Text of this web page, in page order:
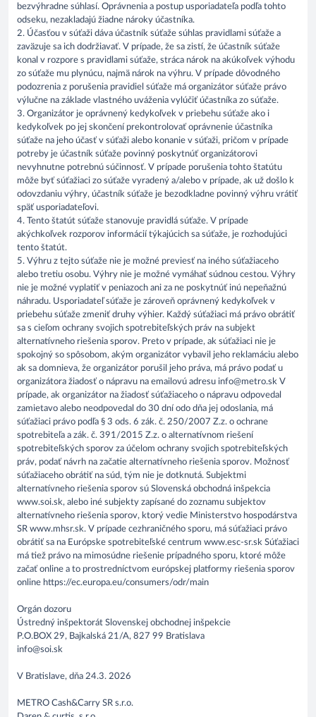
bezvýhradne súhlasí. Oprávnenia a postup usporiadateľa podľa tohto
odseku, nezakladajú žiadne nároky účastníka.
2. Účasťou v súťaži dáva účastník súťaže súhlas pravidlami súťaže a
zaväzuje sa ich dodržiavať. V prípade, že sa zistí, že účastník súťaže
konal v rozpore s pravidlami súťaže, stráca nárok na akúkoľvek výhodu
zo súťaže mu plynúcu, najmä nárok na výhru. V prípade dôvodného
podozrenia z porušenia pravidiel súťaže má organizátor súťaže právo
výlučne na základe vlastného uváženia vylúčiť účastníka zo súťaže.
3. Organizátor je oprávnený kedykoľvek v priebehu súťaže ako i
kedykoľvek po jej skončení prekontrolovať oprávnenie účastníka
súťaže na jeho účasť v súťaži alebo konanie v súťaži, pričom v prípade
potreby je účastník súťaže povinný poskytnúť organizátorovi
nevyhnutne potrebnú súčinnosť. V prípade porušenia tohto štatútu
môže byť súťažiaci zo súťaže vyradený a/alebo v prípade, ak už došlo k
odovzdaniu výhry, účastník súťaže je bezodkladne povinný výhru vrátiť
späť usporiadateľovi.
4. Tento štatút súťaže stanovuje pravidlá súťaže. V prípade
akýchkoľvek rozporov informácií týkajúcich sa súťaže, je rozhodujúci
tento štatút.
5. Výhru z tejto súťaže nie je možné previesť na iného súťažiaceho
alebo tretiu osobu. Výhry nie je možné vymáhať súdnou cestou. Výhry
nie je možné vyplatiť v peniazoch ani za ne poskytnúť inú nepeňažnú
náhradu. Usporiadateľ súťaže je zároveň oprávnený kedykoľvek v
priebehu súťaže zmeniť druhy výhier. Každý súťažiaci má právo obrátiť
sa s cieľom ochrany svojich spotrebiteľských práv na subjekt
alternatívneho riešenia sporov. Preto v prípade, ak súťažiaci nie je
spokojný so spôsobom, akým organizátor vybavil jeho reklamáciu alebo
ak sa domnieva, že organizátor porušil jeho práva, má právo podať u
organizátora žiadosť o nápravu na emailovú adresu info@metro.sk V
prípade, ak organizátor na žiadosť súťažiaceho o nápravu odpovedal
zamietavo alebo neodpovedal do 30 dní odo dňa jej odoslania, má
súťažiaci právo podľa § 3 ods. 6 zák. č. 250/2007 Z.z. o ochrane
spotrebiteľa a zák. č. 391/2015 Z.z. o alternatívnom riešení
spotrebiteľských sporov za účelom ochrany svojich spotrebiteľských
práv, podať návrh na začatie alternatívneho riešenia sporov. Možnosť
súťažiaceho obrátiť na súd, tým nie je dotknutá. Subjektmi
alternatívneho riešenia sporov sú Slovenská obchodná inšpekcia
www.soi.sk, alebo iné subjekty zapísané do zoznamu subjektov
alternatívneho riešenia sporov, ktorý vedie Ministerstvo hospodárstva
SR www.mhsr.sk. V prípade cezhraničného sporu, má súťažiaci právo
obrátiť sa na Európske spotrebiteľské centrum www.esc-sr.sk Súťažiaci
má tiež právo na mimosúdne riešenie prípadného sporu, ktoré môže
začať online a to prostredníctvom európskej platformy riešenia sporov
online https://ec.europa.eu/consumers/odr/main
Orgán dozoru
Ústredný inšpektorát Slovenskej obchodnej inšpekcie
P.O.BOX 29, Bajkalská 21/A, 827 99 Bratislava
info@soi.sk
V Bratislave, dňa 24.3. 2026
METRO Cash&Carry SR s.r.o.